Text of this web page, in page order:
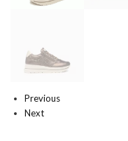
Previous
Next